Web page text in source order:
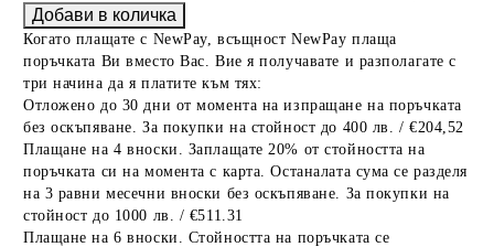
Когато плащате с NewPay, всъщност NewPay плаща
поръчката Ви вместо Вас. Вие я получавате и разполагате с
три начина да я платите към тях:
Отложено до 30 дни от момента на изпращане на поръчката
без оскъпяване. За покупки на стойност до 400 лв. / €204,52
Плащане на 4 вноски. Заплащате 20% от стойността на
поръчката си на момента с карта. Останалата сума се разделя
на 3 равни месечни вноски без оскъпяване. За покупки на
стойност до 1000 лв. / €511.31
Плащане на 6 вноски. Стойността на поръчката се